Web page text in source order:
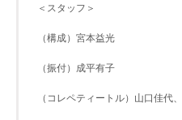
＜スタッフ＞
（構成）宮本益光
（振付）成平有子
（コレペティートル）山口佳代